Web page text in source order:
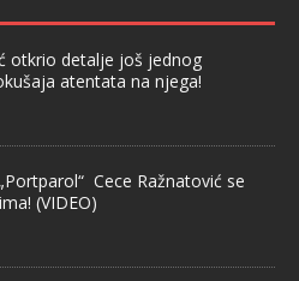
otkrio detalje još jednog
atentata na njega!
Cece Ražnatović se
(VIDEO)